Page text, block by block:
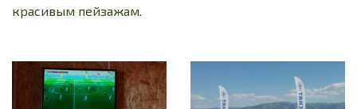
красивым пейзажам.